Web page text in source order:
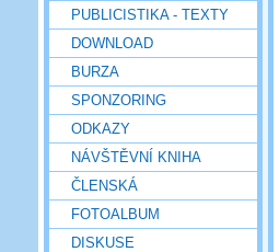
PUBLICISTIKA - TEXTY
DOWNLOAD
BURZA
SPONZORING
ODKAZY
NÁVŠTĚVNÍ KNIHA
ČLENSKÁ
FOTOALBUM
DISKUSE